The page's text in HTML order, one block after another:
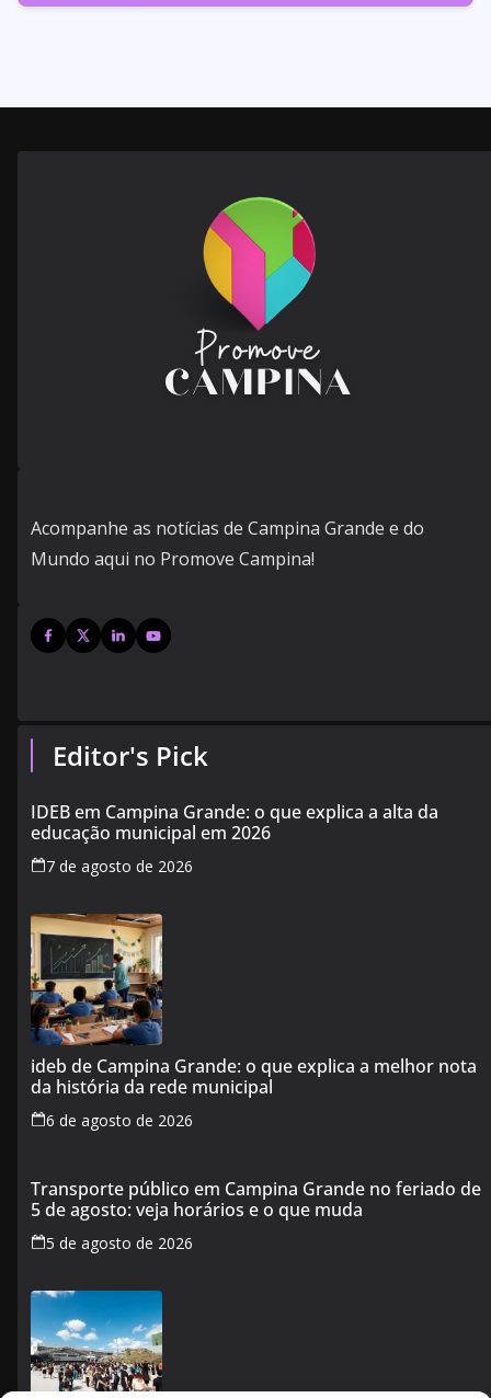
Acompanhe as notícias de Campina Grande e do
Mundo aqui no Promove Campina!
Editor's Pick
IDEB em Campina Grande: o que explica a alta da
educação municipal em 2026
7 de agosto de 2026
ideb de Campina Grande: o que explica a melhor nota
da história da rede municipal
6 de agosto de 2026
Transporte público em Campina Grande no feriado de
5 de agosto: veja horários e o que muda
5 de agosto de 2026